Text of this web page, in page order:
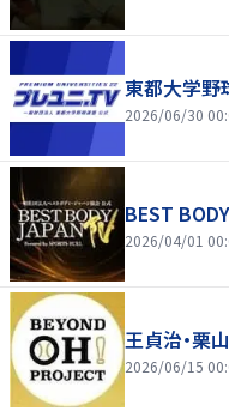
東都大学野
2026/06/30
BEST
2026/04/01
王貞治・栗
2026/06/15